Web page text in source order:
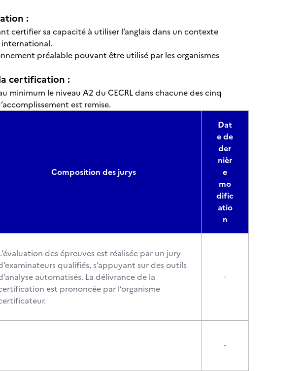
:
certifier sa capacité à utiliser l’anglais dans un contexte
préalable pouvant être utilisé par les organismes
certification :
le niveau A2 du CECRL dans chacune des cinq
est remise.
Composition des jurys
Dat
e de
der
nièr
e
mo
dific
atio
n
des épreuves est réalisée par un jury
qualifiés, s’appuyant sur des outils
automatisés. La délivrance de la
est prononcée par l’organisme
-
-